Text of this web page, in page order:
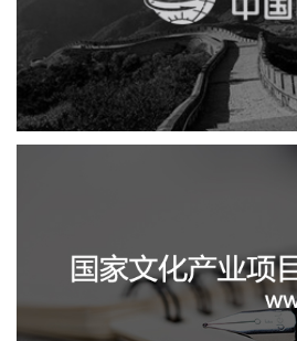
电商网站 网
国家文化项
文化艺术 IT平台整体解决